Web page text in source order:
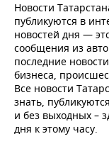
Новости
публикуются в
новостей дня —
сообщения из
последние
бизнеса,
Все новости
знать,
и без выходных –
дня к этому часу.